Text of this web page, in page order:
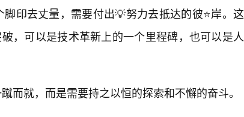
印去丈量，需要付出💡努力去抵达的彼⭐岸。这
，可以是技术革新上的一个里程碑，也可以是人
而就，而是需要持之以恒的探索和不懈的奋斗。